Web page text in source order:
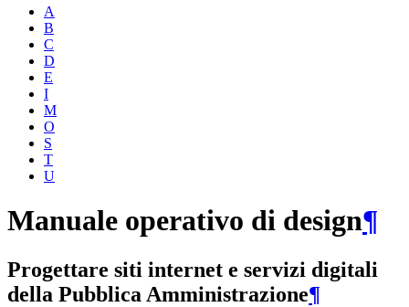
A
B
C
D
E
I
M
O
S
T
U
Manuale operativo di design¶
Progettare siti internet e servizi digitali
della Pubblica Amministrazione¶